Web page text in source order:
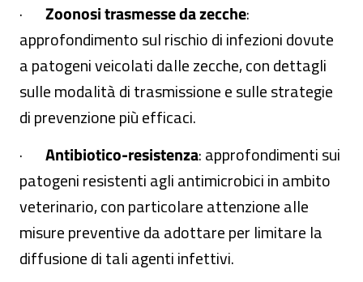
· Zoonosi trasmesse da zecche:
approfondimento sul rischio di infezioni dovute
a patogeni veicolati dalle zecche, con dettagli
sulle modalità di trasmissione e sulle strategie
di prevenzione più efficaci.
· Antibiotico-resistenza: approfondimenti sui
patogeni resistenti agli antimicrobici in ambito
veterinario, con particolare attenzione alle
misure preventive da adottare per limitare la
diffusione di tali agenti infettivi.